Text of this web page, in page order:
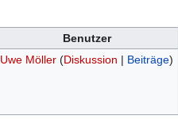
Benutzer
Uwe Möller (Diskussion | Beiträge)